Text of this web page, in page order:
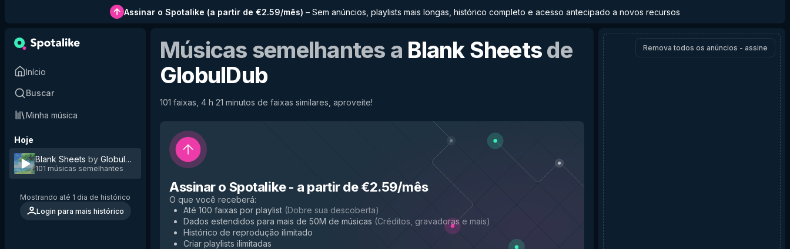
Assinar o Spotalike (a partir de €2.59/mês) – Sem anúncios, playlists mais longas, histórico completo e acesso antecipado a novos recursos
Início
Buscar
Minha música
Hoje
Blank Sheets by GlobulDub
101 músicas semelhantes
Mostrando até 1 dia de histórico
Login para mais histórico
Músicas semelhantes a Blank Sheetsde
GlobulDub
101 faixas, 4 h 21 minutos de faixas similares, aproveite!
Assinar o Spotalike- a partir de €2.59/mês
O que você receberá:
Até 100 faixas por playlist (Dobre sua descoberta)
Dados estendidos para mais de 50M de músicas (Créditos, gravadoras e mais)
Histórico de reprodução ilimitado
Criar playlists ilimitadas
Remova todos os anúncios - assine